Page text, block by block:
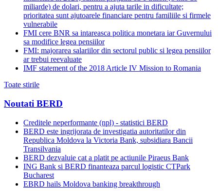
miliarde) de dolari, pentru a ajuta tarile in dificultate;
prioritatea sunt ajutoarele financiare pentru familiile si firmele
vulnerabile
FMI cere BNR sa intareasca politica monetara iar Guvernului
sa modifice legea pensiilor
FMI: majorarea salariilor din sectorul public si legea pensiilor
ar trebui reevaluate
IMF statement of the 2018 Article IV Mission to Romania
Toate stirile
Noutati BERD
Creditele neperformante (npl) - statistici BERD
BERD este ingrijorata de investigatia autoritatilor din
Republica Moldova la Victoria Bank, subsidiara Bancii
Transilvania
BERD dezvaluie cat a platit pe actiunile Piraeus Bank
ING Bank si BERD finanteaza parcul logistic CTPark
Bucharest
EBRD hails Moldova banking breakthrough